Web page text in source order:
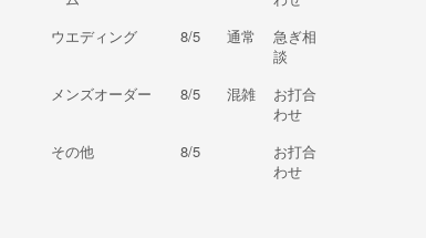
ウエディング
8/5 通常
急ぎ相
談
メンズオーダー
8/5 混雑
お打合
わせ
その他
8/5
お打合
わせ